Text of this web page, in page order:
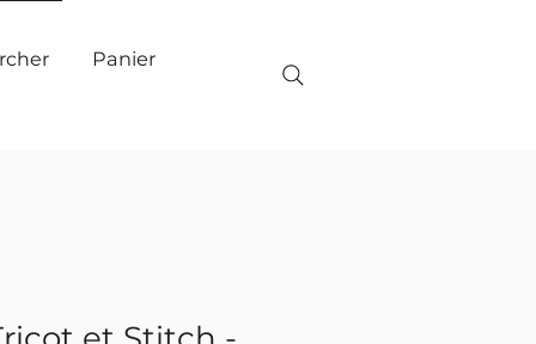
Panier